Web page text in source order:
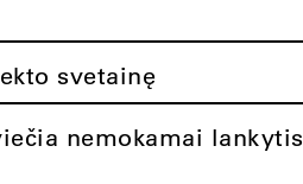
svetainę
nemokamai lankytis